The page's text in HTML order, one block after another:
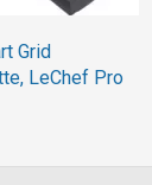
Grid
LeChef Pro